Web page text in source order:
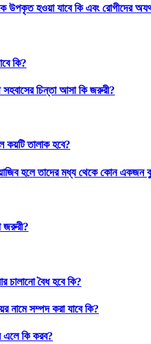
উপকৃত হওয়া যাবে কি এবং রোগীদের
কি?
সহবাসের চিন্তা আসা কি জরুরী?
কয়টি তালাক হবে?
হলে তাদের মধ্য থেকে কোন একজন
জরুরী?
চালানো বৈধ হবে কি?
নামে সম্পদ করা যাবে কি?
এলে কি করব?